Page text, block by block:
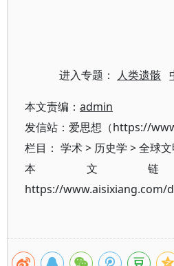
进入专题： 人类遗骸
本文责编： admin
发信站：爱思想（https://
栏目： 学术> 历史学 >全球
本文
https://www.aisixiang.com/